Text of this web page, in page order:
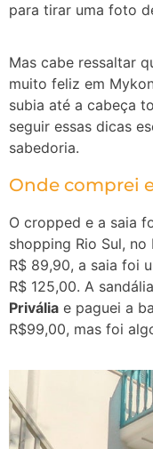
para tirar uma foto
Mas cabe ressaltar
muito feliz em
subia até a cabeça
seguir essas dicas
sabedoria.
Onde comprei
O cropped e a saia
shopping Rio Sul,
R$ 89,90, a saia foi
R$ 125,00. A
Privália e paguei a
R$99,00, mas foi